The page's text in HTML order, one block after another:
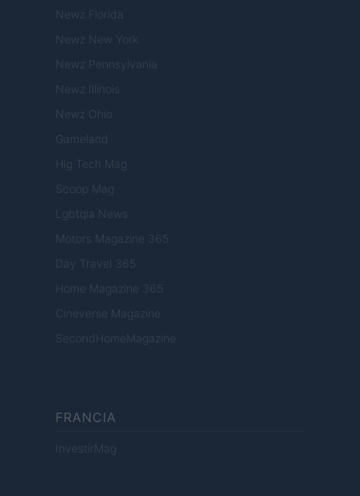
Newz Florida
Newz New York
Newz Pennsylvania
Newz Illinois
Newz Ohio
Gameland
Hig Tech Mag
Scoop Mag
Lgbtqia News
Motors Magazine 365
Day Travel 365
Home Magazine 365
Cineverse Magazine
SecondHomeMagazine
FRANCIA
InvestirMag